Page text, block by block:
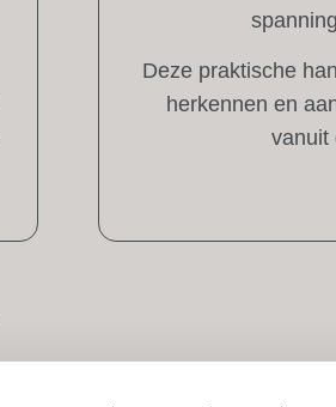
Deze praktische
herkennen en
vanuit
aanpakken